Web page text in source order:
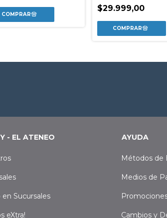
$29.999,00
- EL ATENEO
en Sucursales
eXtra!
AYUDA
Métodos de
Medios de
Cambios y